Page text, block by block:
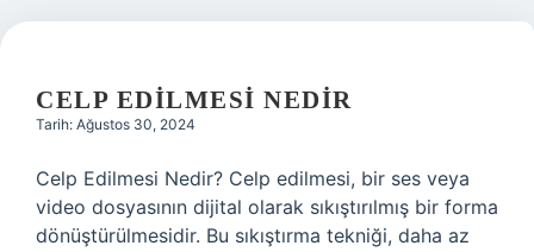
CELP EDILMESI NEDIR
Tarih: Ağustos 30, 2024
Celp Edilmesi Nedir? Celp edilmesi, bir ses veya
video dosyasının dijital olarak sıkıştırılmış bir forma
dönüştürülmesidir. Bu sıkıştırma tekniği, daha az